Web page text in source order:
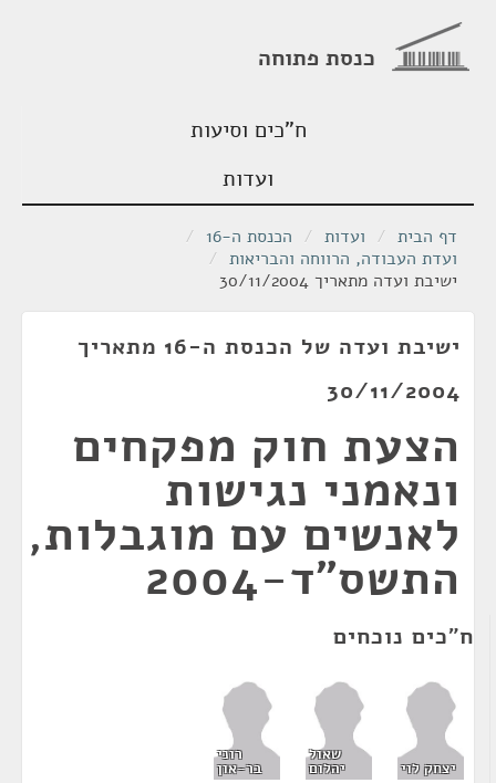
כנסת פתוחה
ח"כים וסיעות
ועדות
דף הבית / ועדות / הכנסת ה-16
/
ועדת העבודה, הרווחה והבריאות /
ישיבת ועדה מתאריך 30/11/2004
ישיבת ועדה של הכנסת ה-16 מתאריך
30/11/2004
הצעת חוק מפקחים
ונאמני נגישות
לאנשים עם מוגבלות,
התשס"ד-2004
ח"כים נוכחים
יצחק לוי
שאול
יהלום
רוני
בר-און